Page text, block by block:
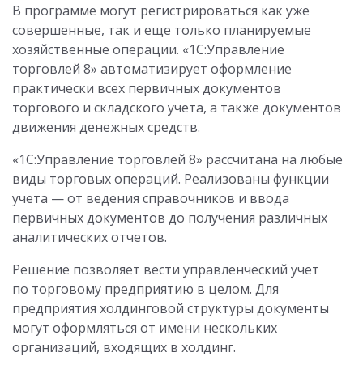
В программе могут регистрироваться как уже
совершенные, так и еще только планируемые
хозяйственные операции. «1С:Управление
торговлей 8» автоматизирует оформление
практически всех первичных документов
торгового и складского учета, а также документов
движения денежных средств.
«1С:Управление торговлей 8» рассчитана на любые
виды торговых операций. Реализованы функции
учета — от ведения справочников и ввода
первичных документов до получения различных
аналитических отчетов.
Решение позволяет вести управленческий учет
по торговому предприятию в целом. Для
предприятия холдинговой структуры документы
могут оформляться от имени нескольких
организаций, входящих в холдинг.